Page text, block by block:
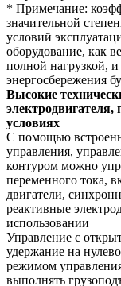
* Примечание:
значительной
условий
оборудование, как
полной нагрузкой,
энергосбережения
Высокие
условиях
С помощью
управления,
контуром можно
переменного тока,
двигатели,
реактивные
использовании
Управление с
удержание на
режимом
выполнять